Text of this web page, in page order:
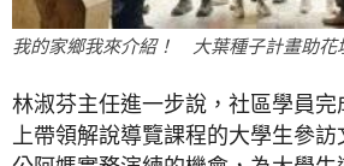
我的家鄉我來介紹！ 大葉種子計畫助花
林淑芬主任進一步說，社區學員
上帶領解說導覽課程的大學生參